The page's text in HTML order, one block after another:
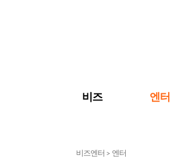
비즈 엔터
비즈엔터 > 엔터